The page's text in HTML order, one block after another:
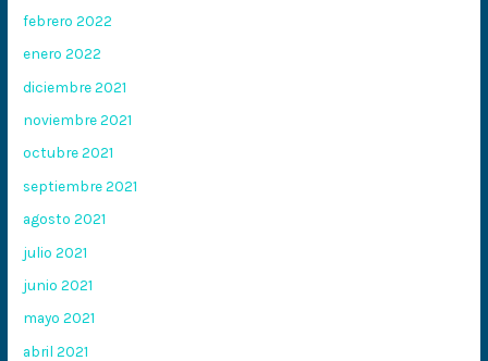
febrero 2022
enero 2022
diciembre 2021
noviembre 2021
octubre 2021
septiembre 2021
agosto 2021
julio 2021
junio 2021
mayo 2021
abril 2021